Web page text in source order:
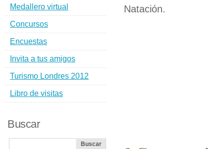
Natación.
Medallero virtual
Concursos
Encuestas
Invita a tus amigos
Turismo Londres 2012
Libro de visitas
Buscar